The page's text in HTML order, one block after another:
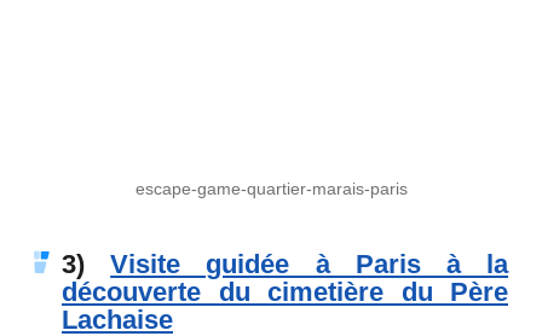
escape-game-quartier-marais-paris
3)Visite guidée à Paris à la
découverte du cimetière du Père
Lachaise